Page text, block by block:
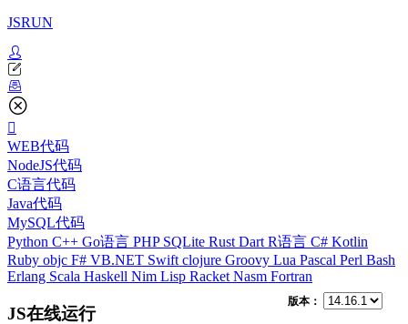
JSRUN
WEB代码
NodeJS代码
C语言代码
Java代码
MySQL代码
Python C++ Go语言 PHP SQLite Rust Dart R语言 C# Kotlin
Ruby objc F# VB.NET Swift clojure Groovy Lua Pascal Perl Bash
Erlang Scala Haskell Nim Lisp Racket Nasm Fortran
JS在线运行
版本：